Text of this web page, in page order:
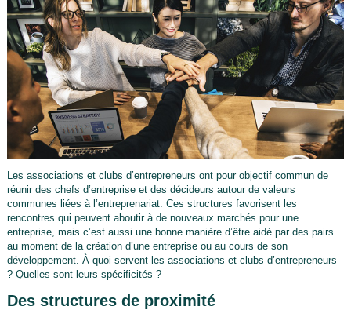
Les associations et clubs d’entrepreneurs ont pour objectif commun de
réunir des chefs d’entreprise et des décideurs autour de valeurs
communes liées à l’entreprenariat. Ces structures favorisent les
rencontres qui peuvent aboutir à de nouveaux marchés pour une
entreprise, mais c’est aussi une bonne manière d’être aidé par des pairs
au moment de la création d’une entreprise ou au cours de son
développement. À quoi servent les associations et clubs d’entrepreneurs
? Quelles sont leurs spécificités ?
Des structures de proximité